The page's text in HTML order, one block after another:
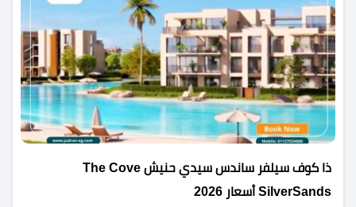
ذا كوف سيلفر ساندس سيدي حنيش The Cove
SilverSands أسعار 2026